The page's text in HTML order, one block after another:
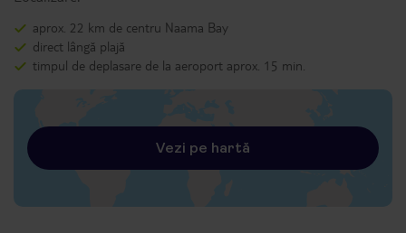
aprox. 22 km de centru Naama Bay
direct lângă plajă
timpul de deplasare de la aeroport aprox. 15 min.
Vezi pe hartă